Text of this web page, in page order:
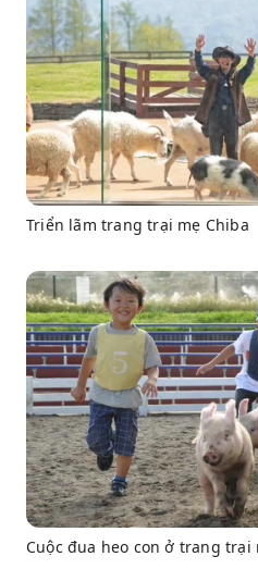
Triển lãm trang trại mẹ Chiba
Cuộc đua heo con ở trang trại